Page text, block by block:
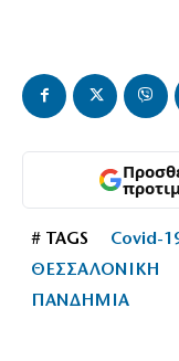
# TAGS Covid-
ΘΕΣΣΑΛΟΝΙΚΗ
ΠΑΝΔΗΜΙΑ